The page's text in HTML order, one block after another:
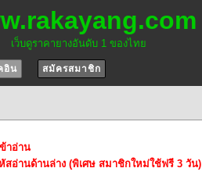
เว็บดูราคายางอันดับ 1 ของไทย
อิน สมัครสมาชิก
าอ่าน
สอ่านด้านล่าง (พิเศษ สมาชิกใหม่ใช้ฟรี 3 วัน)